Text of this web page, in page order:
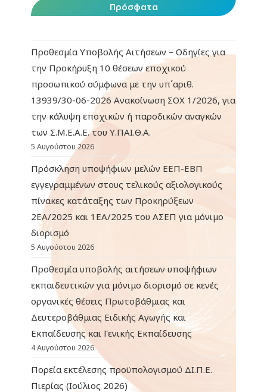
Πρόσφατα
Προθεσμία Υποβολής Αιτήσεων – Οδηγίες για
την Προκήρυξη 10 θέσεων εποχικού
προσωπικού σύμφωνα με την υπ΄αριθ.
13939/30-06-2026 Ανακοίνωση ΣΟΧ 1/2026, για
την κάλυψη εποχικών ή παροδικών αναγκών
των Σ.Μ.Ε.Α.Ε. του Υ.ΠΑΙ.Θ.Α.
5 Αυγούστου 2026
Πρόσκληση υποψήφιων μελών ΕΕΠ-ΕΒΠ
εγγεγραμμένων στους τελικούς αξιολογικούς
πίνακες κατάταξης των Προκηρύξεων
2ΕΑ/2025 και 1ΕΑ/2025 του ΑΣΕΠ για μόνιμο
διορισμό
5 Αυγούστου 2026
Προθεσμία υποβολής αιτήσεων υποψήφιων
εκπαιδευτικών για μόνιμο διορισμό σε κενές
οργανικές θέσεις Πρωτοβάθμιας και
Δευτεροβάθμιας Ειδικής Αγωγής και
Εκπαίδευσης και Γενικής Εκπαίδευσης
4 Αυγούστου 2026
Πορεία εκτέλεσης προϋπολογισμού ΔΙ.Π.Ε.
Πιερίας (Ιούλιος 2026)